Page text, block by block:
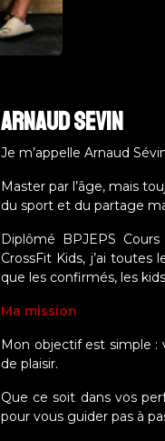
Arnaud sevin
Je m’appelle Arnaud
Master par l’âge, mais
du sport et du partage
Diplômé BPJEPS
CrossFit Kids, j’ai
que les confirmés, les
Ma mission
Mon objectif est simple :
de plaisir.
Que ce soit dans vos
pour vous guider pas à